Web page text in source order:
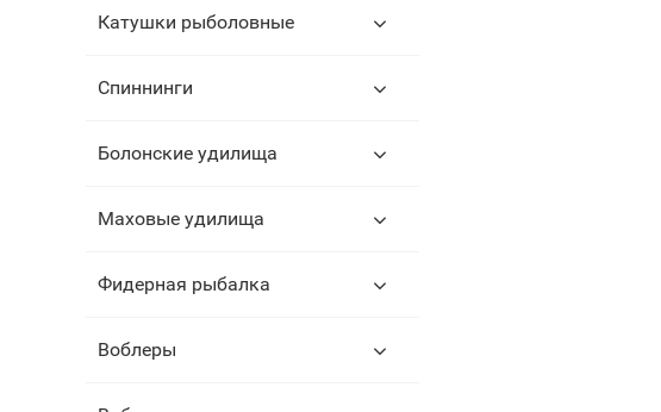
Катушки рыболовные
Спиннинги
Болонские удилища
Маховые удилища
Фидерная рыбалка
Воблеры